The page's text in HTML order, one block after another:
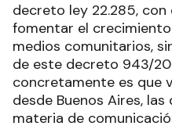
decreto ley 22.285,
fomentar el
medios comunitarios,
de este decreto 943/
concretamente es que
desde Buenos Aires,
materia de